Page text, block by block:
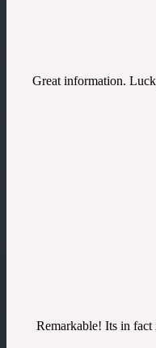
Great information.
Remarkable! Its in fact